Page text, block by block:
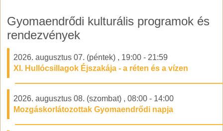
Gyomaendrődi kulturális programok és
rendezvények
2026. augusztus 07. (péntek) , 19:00 - 21:59
XI. Hullócsillagok Éjszakája - a réten és a vízen
2026. augusztus 08. (szombat) , 08:00 - 14:00
Mozgáskorlátozottak Gyomaendrődi napja